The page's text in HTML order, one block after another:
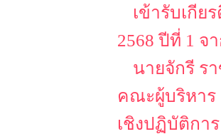
เข้ารับเกี
2568 ปีที่ 1 จ
นายจักรี ร
คณะผู้บริหาร
เชิงปฏิบัติกา